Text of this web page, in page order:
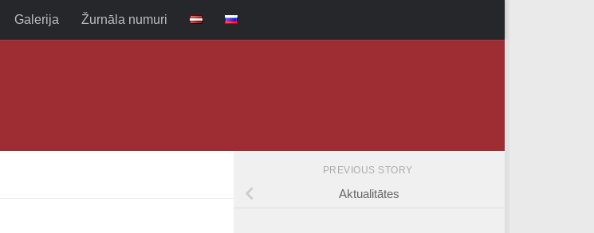
Galerija Žurnāla numuri
PREVIOUS STORY
Aktualitātes